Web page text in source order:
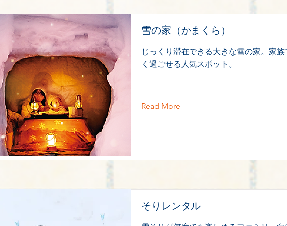
雪の家（かまくら）
じっくり滞在できる大きな雪の家。家
く過ごせる人気スポット。
Read More
そりレンタル